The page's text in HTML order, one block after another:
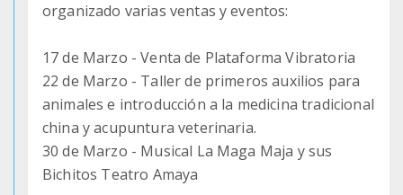
organizado varias ventas y eventos:
17 de Marzo - Venta de Plataforma Vibratoria
22 de Marzo - Taller de primeros auxilios para
animales e introducción a la medicina tradicional
china y acupuntura veterinaria.
30 de Marzo - Musical La Maga Maja y sus
Bichitos Teatro Amaya